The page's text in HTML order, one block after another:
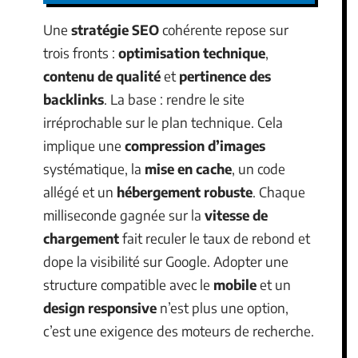
Une stratégie SEOcohérente repose sur
trois fronts : optimisation technique,
contenu de qualitéet pertinence des
backlinks. La base : rendre le site
irréprochable sur le plan technique. Cela
implique une compression d’images
systématique, la mise en cache, un code
allégé et un hébergement robuste. Chaque
milliseconde gagnée sur la vitesse de
chargementfait reculer le taux de rebond et
dope la visibilité sur Google. Adopter une
structure compatible avec le mobileet un
design responsive n’est plus une option,
c’est une exigence des moteurs de recherche.